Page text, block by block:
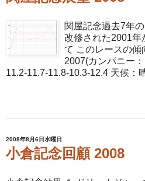
関屋記念過去7年
改修された2001年
て このレースの傾
2007(カンパニー
11.2-11.7-11.8-10.3-12.4 天候
2008年8月6日水曜日
小倉記念回顧 2008